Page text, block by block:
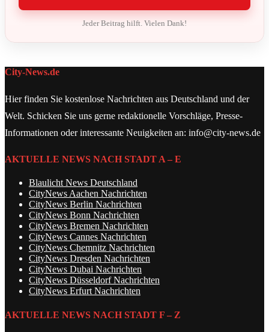
Jeder Beitrag hilft. Vielen Dank!
City-News.de
Hier finden Sie kostenlose Nachrichten aus Deutschland und der
Welt. Schicken Sie uns gerne redaktionelle Vorschläge, Presse-
Informationen oder interessante Neuigkeiten an: info@city-news.de
AKTUELLE NEWS NACH STADT A – E
Blaulicht News Deutschland
CityNews Aachen Nachrichten
CityNews Berlin Nachrichten
CityNews Bonn Nachrichten
CityNews Bremen Nachrichten
CityNews Cannes Nachrichten
CityNews Chemnitz Nachrichten
CityNews Dresden Nachrichten
CityNews Dubai Nachrichten
CityNews Düsseldorf Nachrichten
CityNews Erfurt Nachrichten
AKTUELLE NEWS NACH STADT F – Z